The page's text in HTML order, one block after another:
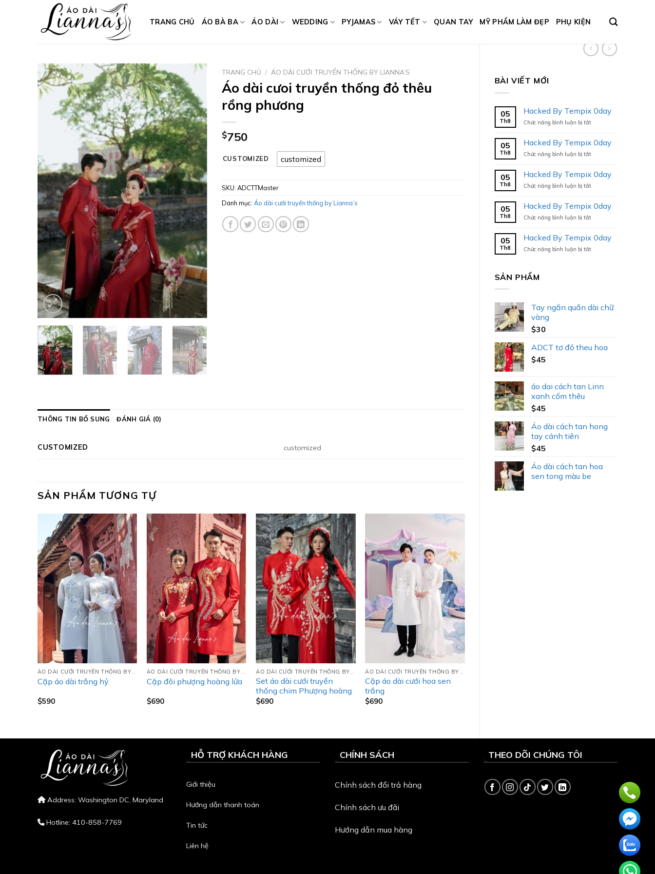
TRANG CHỦ ÁO BÀ BA ÁO DÀI WEDDING PYJAMAS VÁY TẾT QUAN TAY MỸ PHẨM LÀM ĐẸP PHỤ KIỆN
BÀI VIẾT MỚI
05
Th8
Hacked By Tempix 0day
Chức năng bình luận bị tắtở
Tempix
0day
05
Th8
Hacked By Tempix 0day
Chức năng bình luận bị tắtở
Tempix
0day
05
Th8
Hacked By Tempix 0day
Chức năng bình luận bị tắtở
Tempix
0day
05
Th8
Hacked By Tempix 0day
Chức năng bình luận bị tắtở
Tempix
0day
05
Th8
Hacked By Tempix 0day
Chức năng bình luận bị tắtở
SẢN PHẨM
Tay ngắn quần dài chữ
vàng
$30
ADCT tơ đỏ theu hoa
$45
áo dai cách tan Linn
xanh cốm thêu
$45
Áo dài cách tan hong
tay cánh tiên
$45
Áo dài cách tan hoa
sen tong màu be
TRANG CHỦ / ÁO DÀI CƯỚI TRUYỀN THỐNG BY LIANNA’S
Áo dài cưoi truyền thống đỏ thêu
rồng phương
$750
CUSTOMIZED customized
SKU: ADCTTMaster
Danh mục: Áo dài cưới truyền thống by Lianna’s
THÔNG TIN BỔ SUNG ĐÁNH GIÁ (0)
CUSTOMIZED customized
SẢN PHẨM TƯƠNG TỰ
ÁO DÀI CƯỚI TRUYỀN THỐNG BY LIANNA’S
Cặp áo dài trắng hỷ
$590
ÁO DÀI CƯỚI TRUYỀN THỐNG BY LIANNA’S
Cặp đôi phượng hoàng lửa
$690
ÁO DÀI CƯỚI TRUYỀN THỐNG BY LIANNA’S
Set áo dài cưới truyền
thống chim Phượng hoàng
$690
ÁO DÀI CƯỚI TRUYỀN THỐNG BY LIANNA’S
Cặp áo dài cưới hoa sen
trắng
$690
Address: Washington DC, Maryland
Hotline: 410-858-7769
HỖ TRỢ KHÁCH HÀNG
Giới thiệu
Hướng dẫn thanh toán
Tin tức
Liên hệ
CHÍNH SÁCH
Chính sách đổi trả hàng
Chính sách ưu đãi
Hướng dẫn mua hàng
THEO DÕI CHÚNG TÔI